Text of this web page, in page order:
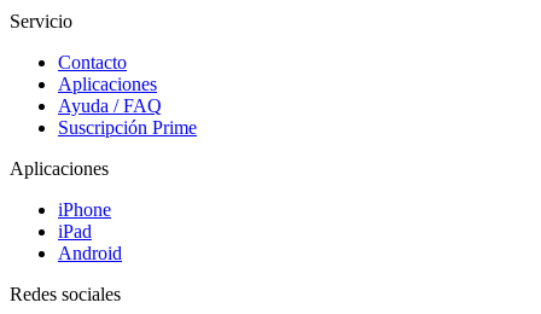
Servicio
Contacto
Aplicaciones
Ayuda / FAQ
Suscripción Prime
Aplicaciones
iPhone
iPad
Android
Redes sociales